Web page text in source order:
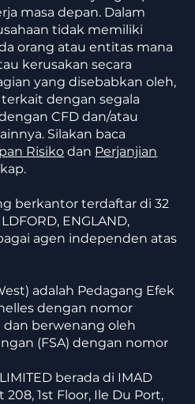
masa depan. Dalam
tidak memiliki
orang atau entitas mana
kerusakan secara
yang disebabkan oleh,
dengan segala
CFD dan/atau
Silakan baca
Risiko dan Perjanjian
berkantor terdaftar di 32
ENGLAND,
agen independen atas
adalah Pedagang Efek
dengan nomor
dan berwenang oleh
(FSA) dengan nomor
berada di IMAD
1st Floor, Ile Du Port,